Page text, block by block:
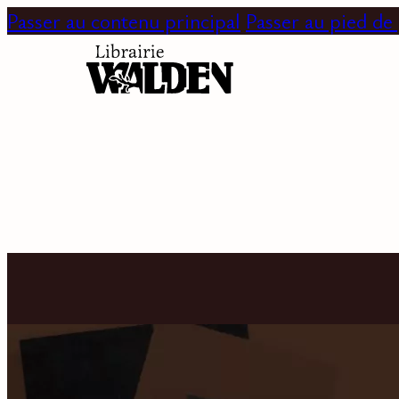
Passer au contenu principal Passer au pied de